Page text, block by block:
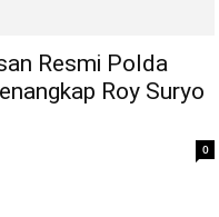
Resmi Polda
Roy Suryo
0